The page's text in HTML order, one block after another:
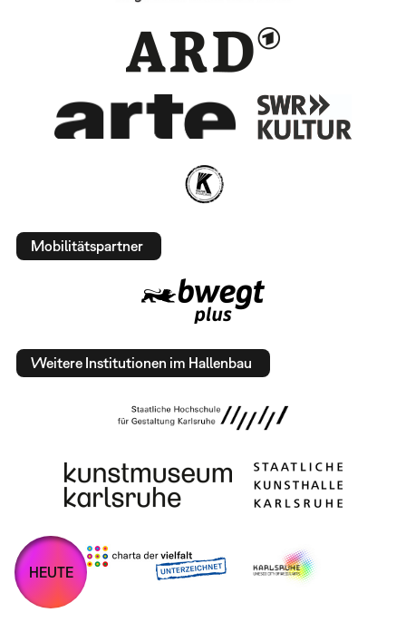
Mobilitätspartner
Weitere Institutionen im Hallenbau
HEUTE